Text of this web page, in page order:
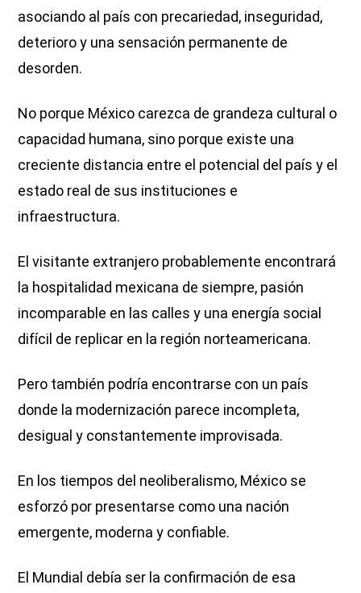
asociando al país con precariedad, inseguridad,
deterioro y una sensación permanente de
desorden.
No porque México carezca de grandeza cultural o
capacidad humana, sino porque existe una
creciente distancia entre el potencial del país y el
estado real de sus instituciones e
infraestructura.
El visitante extranjero probablemente encontrará
la hospitalidad mexicana de siempre, pasión
incomparable en las calles y una energía social
difícil de replicar en la región norteamericana.
Pero también podría encontrarse con un país
donde la modernización parece incompleta,
desigual y constantemente improvisada.
En los tiempos del neoliberalismo, México se
esforzó por presentarse como una nación
emergente, moderna y confiable.
El Mundial debía ser la confirmación de esa